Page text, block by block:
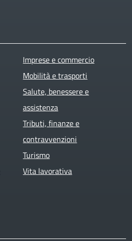
Imprese e commercio
Mobilità e trasporti
Salute, benessere e
assistenza
Tributi, finanze e
contravvenzioni
Turismo
Vita lavorativa